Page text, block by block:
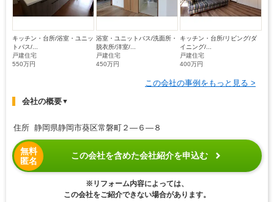
キッチン・台所/浴室・ユニッ
トバス/...
戸建住宅
550万円
浴室・ユニットバス/洗面所・
脱衣所/洋室/...
戸建住宅
450万円
キッチン・台所/リビング/ダ
イニング/...
戸建住宅
400万円
この会社の事例をもっと見る >
会社の概要▼
住所 静岡県静岡市葵区常磐町２―６―８
無料
匿名
この会社を含めた会社紹介を申込む
※リフォーム内容によっては、
この会社をご紹介できない場合があります。